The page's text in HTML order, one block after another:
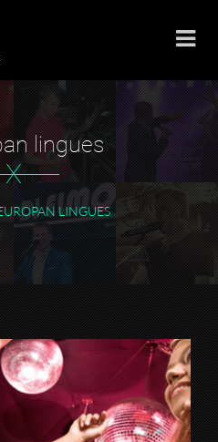
lingues
X
LINGUES